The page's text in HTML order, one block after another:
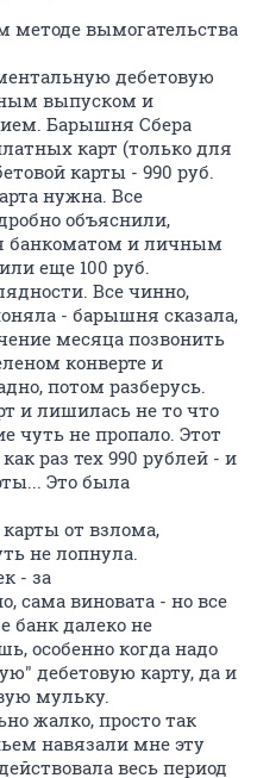
методе вымогательства
дебетовую
выпуском и
Барышня Сбера
карт (только для
карты - 990 руб.
нужна. Все
объяснили,
банкоматом и личным
еще 100 руб.
Все чинно,
- барышня сказала,
месяца позвонить
конверте и
потом разберусь.
и лишилась не то что
чуть не пропало. Этот
раз тех 990 рублей - и
Это была
от взлома,
не лопнула.
- за
сама виновата - но все
банк далеко не
особенно когда надо
дебетовую карту, да и
мульку.
жалко, просто так
навязали мне эту
весь период